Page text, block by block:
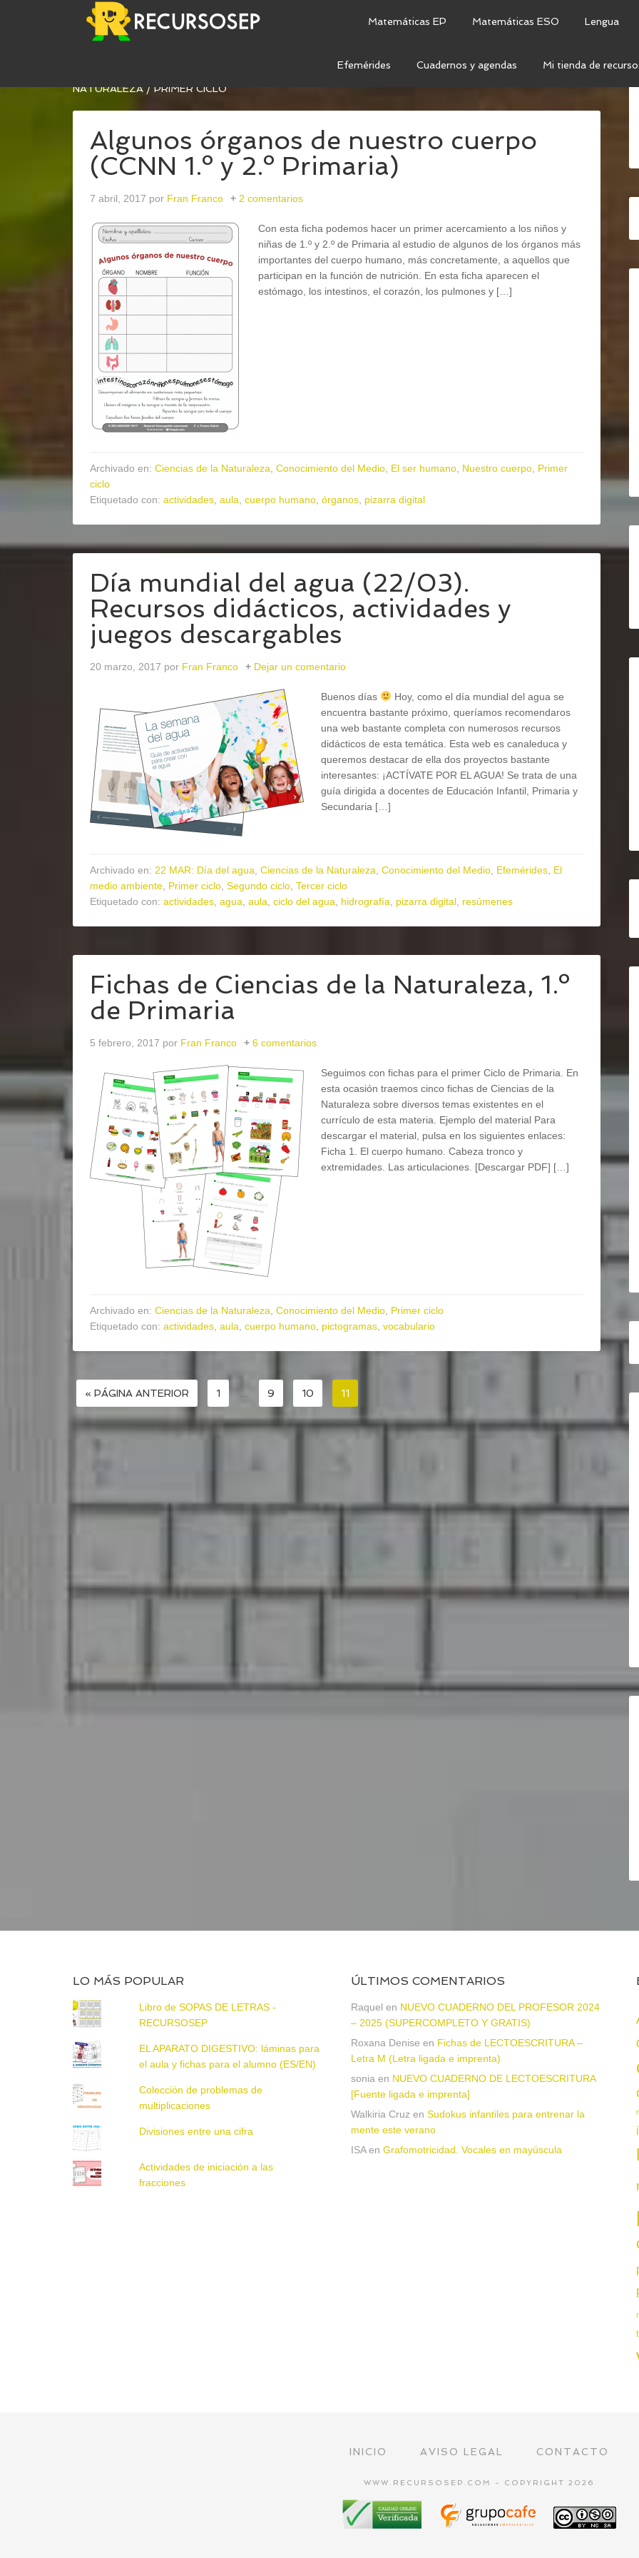
Matemáticas EP Matemáticas ESO Lengua
Efemérides Cuadernos y agendas Mi tienda de
CIENCIAS DE LA
NATURALEZA / PRIMER CICLO
Algunos órganos de nuestro cuerpo
(CCNN 1.º y 2.º Primaria)
7 abril, 2017 por Fran Franco 2 comentarios
Con esta ficha podemos hacer un primer acercamiento a los niños y
niñas de 1.º y 2.º de Primaria al estudio de algunos de los órganos más
importantes del cuerpo humano, más concretamente, a aquellos que
participan en la función de nutrición. En esta ficha aparecen el
estómago, los intestinos, el corazón, los pulmones y […]
Archivado en: Ciencias de la Naturaleza Conocimiento del Medio El ser humano Nuestro cuerpo Primer
ciclo
Etiquetado con: actividades aula cuerpo humano órganos pizarra digital
Día mundial del agua (22/03).
Recursos didácticos, actividades y
juegos descargables
20 marzo, 2017 por Fran Franco Dejar un comentario
Buenos días
Hoy, como el día mundial del agua se
encuentra bastante próximo, queríamos recomendaros
una web bastante completa con numerosos recursos
didácticos de esta temática. Esta web es canaleduca y
queremos destacar de ella dos proyectos bastante
interesantes: ¡ACTÍVATE POR EL AGUA! Se trata de una
guía dirigida a docentes de Educación Infantil, Primaria y
Secundaria […]
Archivado en: 22 MAR: Día del agua Ciencias de la Naturaleza Conocimiento del Medio Efemérides El
medio ambiente Primer ciclo Segundo ciclo Tercer ciclo
Etiquetado con: actividades agua aula ciclo del agua hidrografía pizarra digital resúmenes
Fichas de Ciencias de la Naturaleza, 1.º
de Primaria
5 febrero, 2017 por Fran Franco 6 comentarios
Seguimos con fichas para el primer Ciclo de Primaria. En
esta ocasión traemos cinco fichas de Ciencias de la
Naturaleza sobre diversos temas existentes en el
currículo de esta materia. Ejemplo del material Para
descargar el material, pulsa en los siguientes enlaces:
Ficha 1. El cuerpo humano. Cabeza tronco y
extremidades. Las articulaciones. [Descargar PDF] […]
Archivado en: Ciencias de la Naturaleza Conocimiento del Medio Primer ciclo
Etiquetado con: actividades aula cuerpo humano pictogramas vocabulario
« PÁGINA ANTERIOR 1 9 10 11
LO MÁS POPULAR
Libro de SOPAS DE LETRAS -
RECURSOSEP
EL APARATO DIGESTIVO: láminas para
el aula y fichas para el alumno (ES/EN)
Colección de problemas de
multiplicaciones
Divisiones entre una cifra
Actividades de iniciación a las
fracciones
ÚLTIMOS COMENTARIOS
Raquel en NUEVO CUADERNO DEL PROFESOR 2024
– 2025 (SUPERCOMPLETO Y GRATIS)
Roxana Denise en Fichas de LECTOESCRITURA –
Letra M (Letra ligada e imprenta)
sonia en NUEVO CUADERNO DE LECTOESCRITURA
[Fuente ligada e imprenta]
Walkiria Cruz en Sudokus infantiles para entrenar la
mente este verano
ISAen Grafomotricidad. Vocales en mayúscula
INICIO AVISO LEGAL CONTACTO
WWW.RECURSOSEP.COM - COPYRIGHT 2026